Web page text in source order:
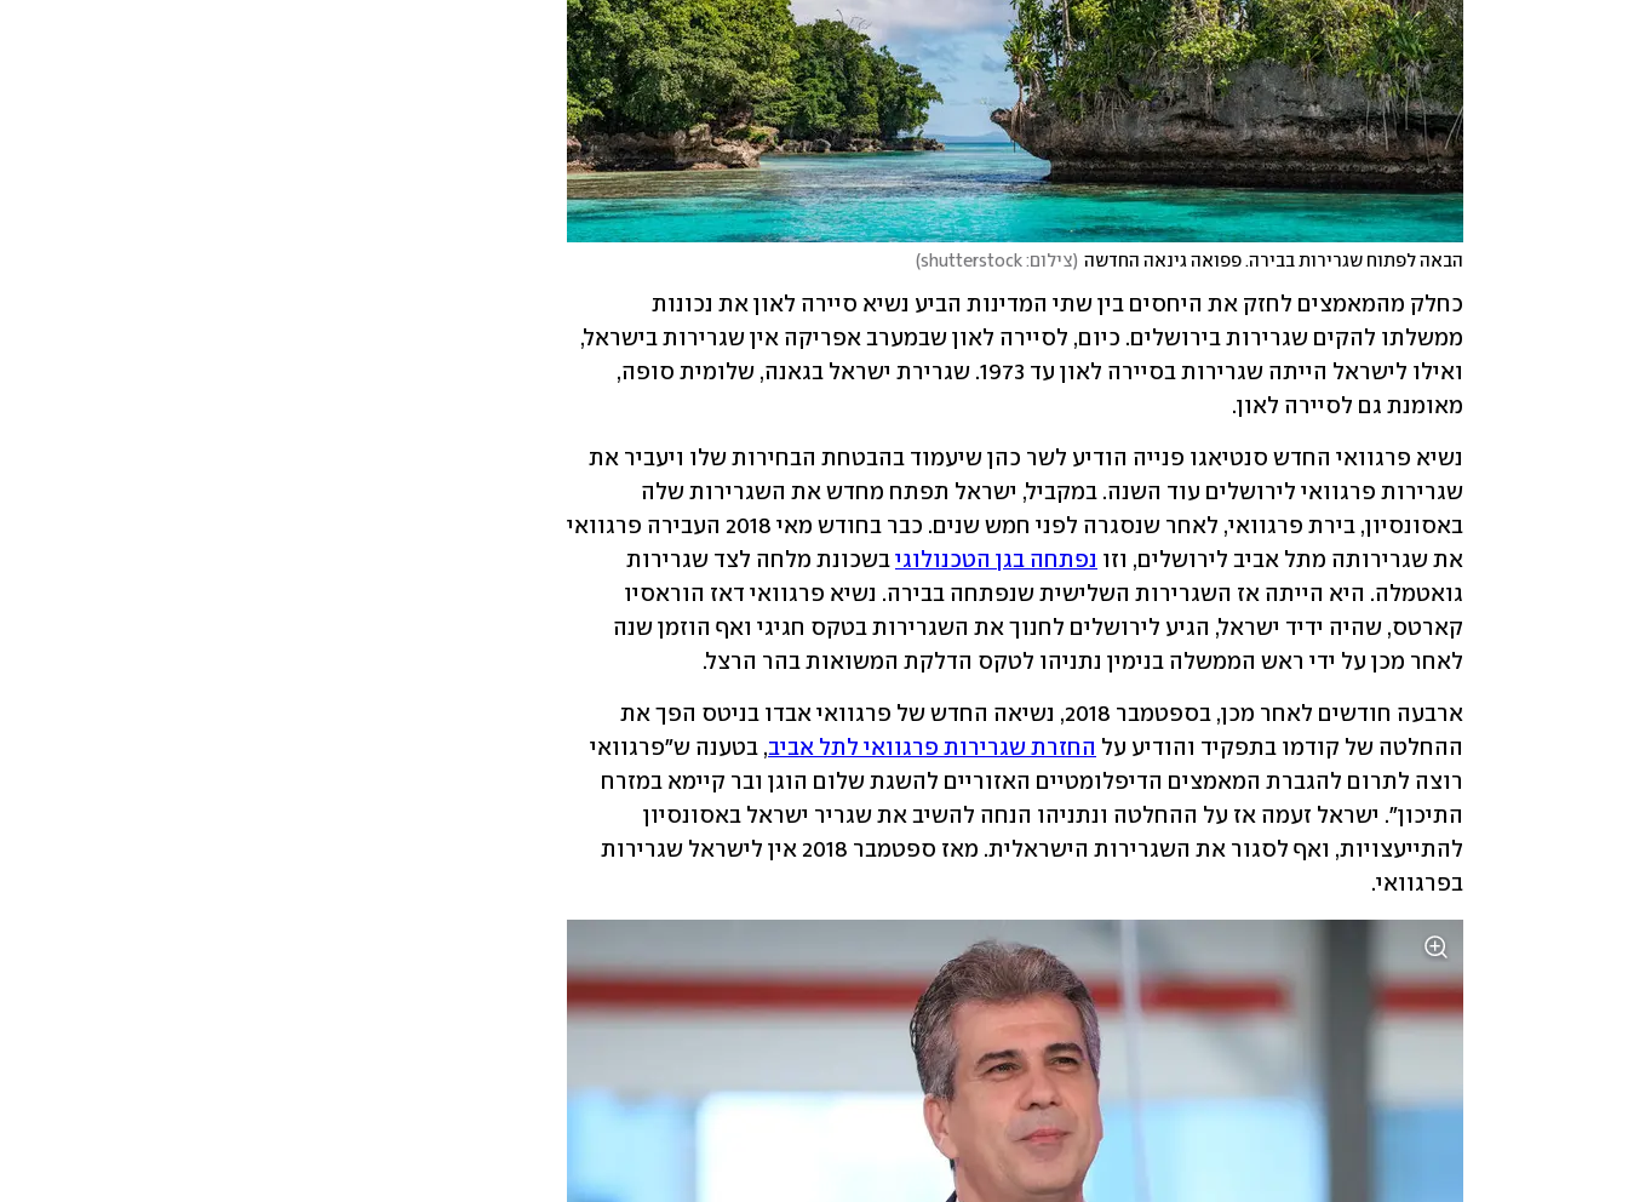
הבאה לפתוח שגרירות בבירה. פפואה גינאה החדשה (צילום: shutterstock )
מאומנת גם לסיירה לאון.
את שגרירותה מתל אביב לירושלים, וזו נפתחה בגן הטכנולוגי
לאחר מכן על ידי ראש הממשלה בנימין נתניהו לטקס הדלקת המשואות בהר הרצל.
ההחלטה של קודמו בתפקיד והודיע על החזרת שגרירות פרגוואי לתל אביב
בפרגוואי.